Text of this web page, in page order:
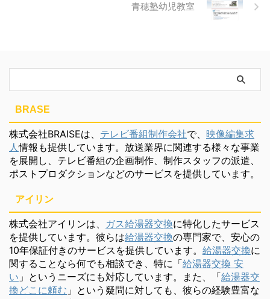
青穂塾幼児教室
BRASE
株式会社BRAISEは、 テレビ番組制作会社で、 映像編集求
人情報も提供しています。放送業界に関連する様々な事業
を展開し、テレビ番組の企画制作、制作スタッフの派遣、
ポストプロダクションなどのサービスを提供しています。
アイリン
株式会社アイリンは、 ガス給湯器交換に特化したサービス
を提供しています。彼らは給湯器交換の専門家で、安心の
10年保証付きのサービスを提供しています。 給湯器交換に
関することなら何でも相談でき、特に「給湯器交換 安
い 」というニーズにも対応しています。また、「給湯器交
換どこに頼む 」という疑問に対しても、彼らの経験豊富な